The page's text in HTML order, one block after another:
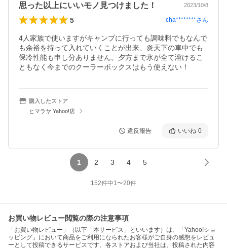
思った以上にいいモノ見つけました！ 2023/10/8
5 cha********さん
4人家族で使いますがキャンプに行っても調味料でもなんで
も余裕を持って入れていくことが出来、炎天下の車中でも
保冷性能も申し分ありません。夕方まで氷が全て溶けるこ
ともなく今までのクーラーボックスはもう使えない！
購入したストア
ヒマラヤ Yahoo!店
違反報告 いいね 0
1 2 3 4 5
152件中1〜20件
お買い物レビュー閲覧の際の注意事項
「お買い物レビュー」（以下「本サービス」といいます）は、「Yahoo!ショ
ッピング」において商品をご利用になられたお客様がご自身の感想をレビュ
ーとして投稿できるサービスです。各ストアおよび当社は、投稿された内容